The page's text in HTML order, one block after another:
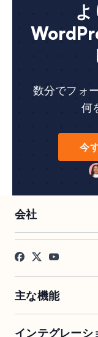
数分でフォ
何
今
会社
採用情報
お客様の声
プレス
主な機能
インテグレーシ